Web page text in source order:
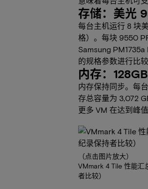
存储：美光
每台主机运行 8 块
格）。每块 9550
Samsung
的规格参数进行比较
内存：
内存保持同步。每
存总容量为 3,072
更多 VM 在达到峰
（点击图片放大）
VMmark 4 Tile 性能汇
者比较）